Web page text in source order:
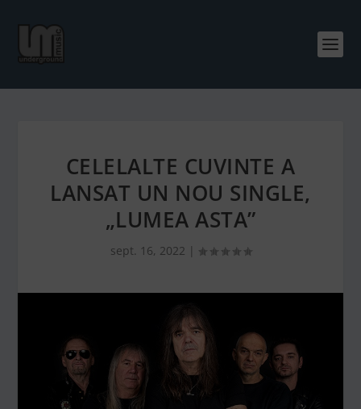
CELELALTE CUVINTE A
LANSAT UN NOU SINGLE,
„LUMEA ASTA”
sept. 16, 2022 |